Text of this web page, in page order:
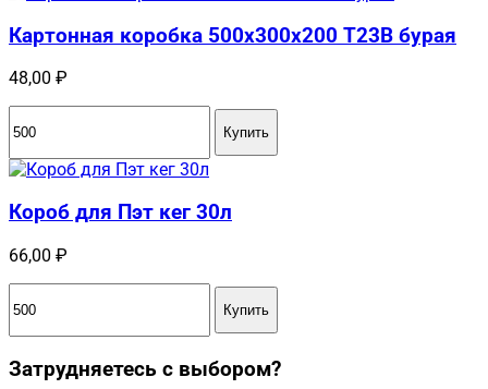
Картонная коробка 500x300x200 Т23B бурая
48,00 ₽
Купить
Короб для Пэт кег 30л
66,00 ₽
Купить
Затрудняетесь с выбором?